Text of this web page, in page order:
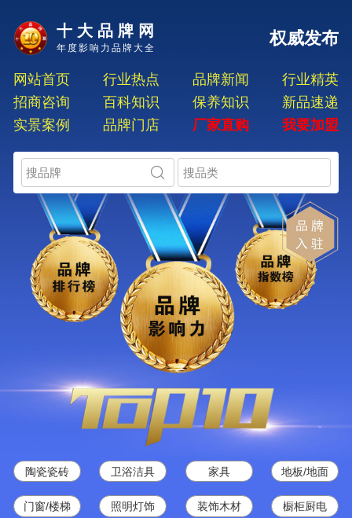
十大品牌网
年度影响力品牌大全
权威发布
网站首页 行业热点 品牌新闻
行业精英
招商咨询
百科知识 保养知识
新品速递
实景案例
品牌门店 厂家直购 我要加盟
陶瓷瓷砖 卫浴洁具 家具 地板/地面
门窗/楼梯 照明灯饰 装饰木材 橱柜厨电